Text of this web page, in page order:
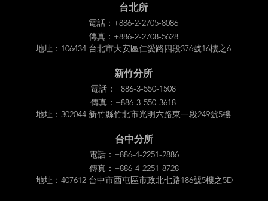
台北所
電話：+886-2-2705-8086
傳真：+886-2-2708-5628
地址：106434 台北市大安區仁愛路四段376號16樓之6
新竹分所
電話：+886-3-550-1508
傳真：+886-3-550-3618
地址：302044 新竹縣竹北市光明六路東一段249號5樓
台中分所
電話：+886-4-2251-2886
傳真：+886-4-2251-8728
地址：407612 台中市西屯區市政北七路186號5樓之5D